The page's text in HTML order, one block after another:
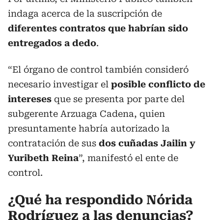
indaga acerca de la suscripción de
diferentes contratos que habrían sido
entregados a dedo.
“El órgano de control también consideró
necesario investigar el posible conflicto de
intereses que se presenta por parte del
subgerente Arzuaga Cadena, quien
presuntamente habría autorizado la
contratación de sus dos cuñadas Jailin y
Yuribeth Reina”, manifestó el ente de
control.
¿Qué ha respondido Nórida
Rodríguez a las denuncias?